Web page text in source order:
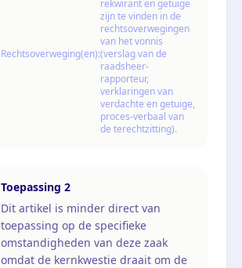
Rechtsoverweging(en):
rekwirant en getuige
zijn te vinden in de
rechtsoverwegingen
van het vonnis
(verslag van de
raadsheer-
rapporteur,
verklaringen van
verdachte en getuige,
proces-verbaal van
de terechtzitting).
Toepassing 2
Dit artikel is minder direct van
toepassing op de specifieke
omstandigheden van deze zaak
omdat de kernkwestie draait om de